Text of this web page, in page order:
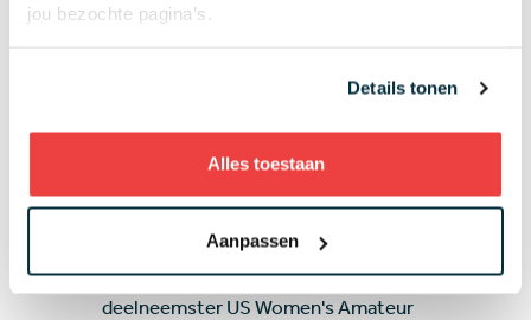
jou bezochte pagina’s.
Details tonen
Alles toestaan
Aanpassen
worden op het terrein?
Banen & Clubs
In golf kent leeftijd geen grenzen: 50 jaar
verschil tussen de oudste en jongste
deelneemster US Women's Amateur